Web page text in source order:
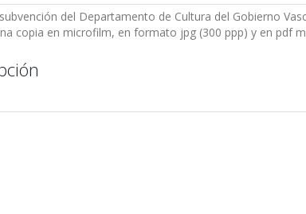
del Departamento de Cultura del Gobierno
copia en microfilm, en formato jpg (300 ppp) y en pdf